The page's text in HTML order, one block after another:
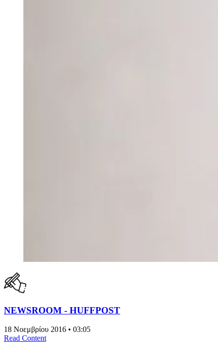
NEWSROOM - HUFFPOST
18 Νοεμβρίου 2016 • 03:05
Read Content